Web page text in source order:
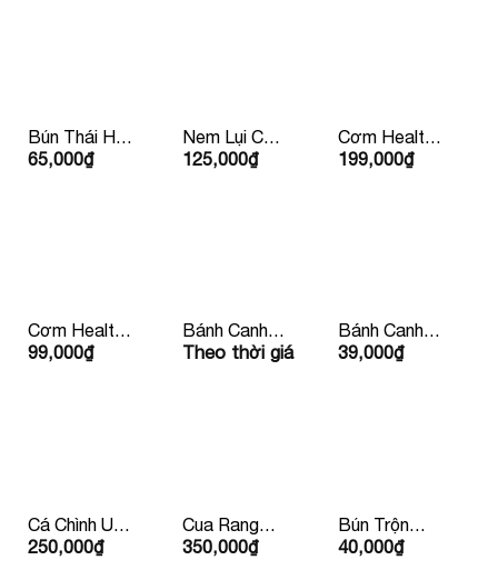
Bún Thái Hải
Sản
65,000₫
Nem Lụi Chín
Kèm Rau
125,000₫
Cơm Healthy
Sườn Bò Mỹ
199,000₫
Cơm Healthy
Kèm Nước
99,000₫
Bánh Canh
Chay Kèm
Theo thời giá
Bánh Canh
Xương Bean
39,000₫
Cá Chình Um
Chuối 2
250,000₫
Cua Rang
Me
350,000₫
Bún Trộn
Chay
40,000₫